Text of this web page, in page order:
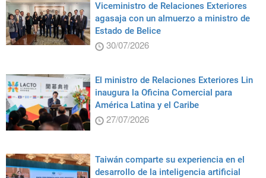
Viceministro de Relaciones Exteriores
agasaja con un almuerzo a ministro de
Estado de Belice
30/07/2026
El ministro de Relaciones Exteriores Lin
inaugura la Oficina Comercial para
América Latina y el Caribe
27/07/2026
Taiwán comparte su experiencia en el
desarrollo de la inteligencia artificial